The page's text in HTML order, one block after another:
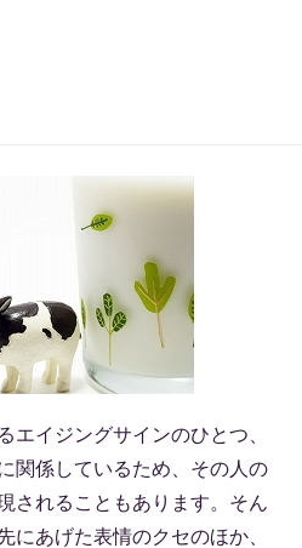
エイジングサインのひとつ、
関係しているため、その人の
されることもあります。そん
にあげた表情のクセのほか、